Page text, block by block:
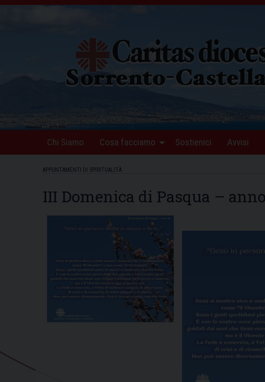
Skip
Chi Siamo Cosa facciamo Sostienici Avvisi
APPUNTAMENTI DI SPIRITUALITÀ
III Domenica di Pasqua –